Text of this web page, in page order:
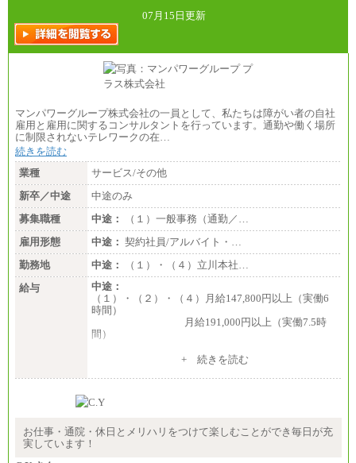
07月15日更新
マンパワーグループ株式会社の一員として、私たちは障がい者の自社
雇用と雇用に関するコンサルタントを行っています。通勤や働く場所
に制限されないテレワークの在…
続きを読む
業種
サービス/その他
新卒／中途
中途のみ
募集職種
中途：
（１）一般事務（通勤／…
雇用形態
中途： 契約社員/アルバイト・…
勤務地
中途：
（１）・（４）立川本社…
給与
中途：
（１）・（２）・（４）月給147,800円以上（実働6
時間）
月給191,000円以上（実働7.5時
間）
（３）月給191,000円以上（実働7.5時間）
（５）月給147,800円以上（実働6時間）
時給 1,226円（実働4.5時間）
間額換算額）
・退職金相当手当 37円
+ 続きを読む
お仕事・通院・休日とメリハリをつけて楽しむことができ毎日が充
実しています！